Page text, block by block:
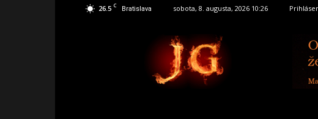
26.5 C Bratislava sobota, 8. augusta, 2026 10:26
SLOBODNÝ